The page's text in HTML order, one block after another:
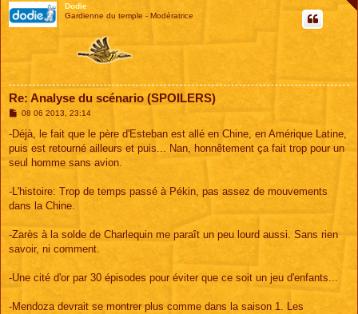
Dodie
Gardienne du temple - Modératrice
Re: Analyse du scénario (SPOILERS)
M
s
a
g
08 06 2013, 23:14
-Déjà, le fait que le père d'Esteban est allé en Chine, en Amérique Latine,
puis est retourné ailleurs et puis... Nan, honnêtement ça fait trop pour un
seul homme sans avion.
-L'histoire: Trop de temps passé à Pékin, pas assez de mouvements
dans la Chine.
-Zarès à la solde de Charlequin me paraît un peu lourd aussi. Sans rien
savoir, ni comment.
-Une cité d'or par 30 épisodes pour éviter que ce soit un jeu d'enfants...
-Mendoza devrait se montrer plus comme dans la saison 1. Les